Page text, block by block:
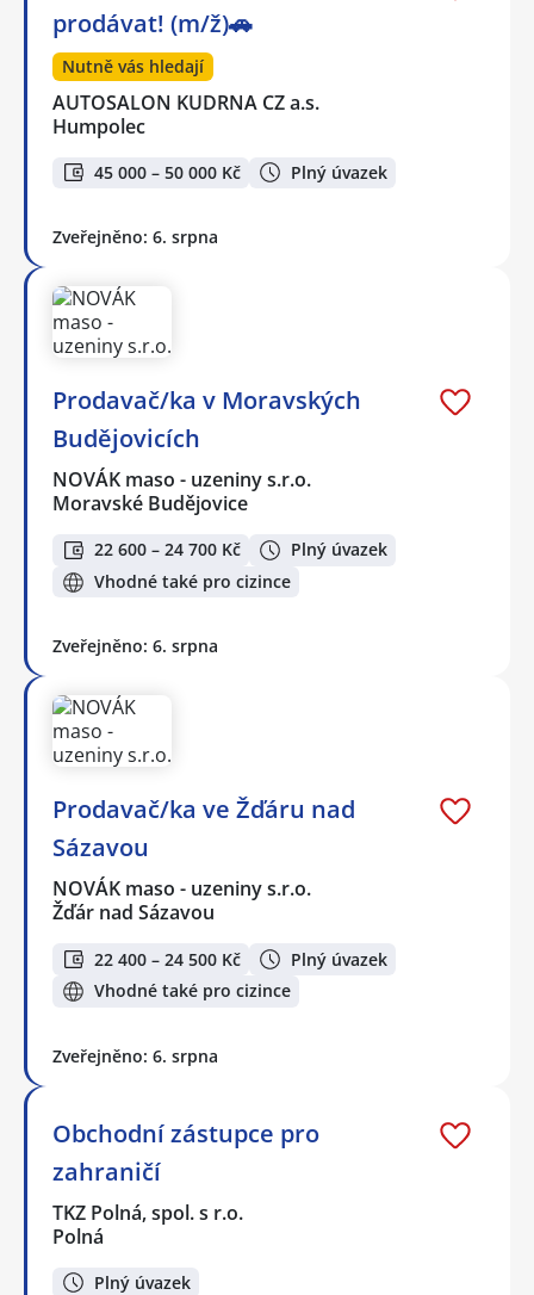
prodávat! (m/ž)🚗
Nutně vás hledají
AUTOSALON KUDRNA CZ a.s.
Humpolec
45 000 – 50 000 Kč Plný úvazek
Zveřejněno: 6. srpna
Prodavač/ka v Moravských
Budějovicích
NOVÁK maso - uzeniny s.r.o.
Moravské Budějovice
22 600 – 24 700 Kč
Plný úvazek
Vhodné také pro cizince
Zveřejněno: 6. srpna
Prodavač/ka ve Žďáru nad
Sázavou
NOVÁK maso - uzeniny s.r.o.
Žďár nad Sázavou
22 400 – 24 500 Kč
Plný úvazek
Vhodné také pro cizince
Zveřejněno: 6. srpna
Obchodní zástupce pro
zahraničí
TKZ Polná, spol. s r.o.
Polná
Plný úvazek